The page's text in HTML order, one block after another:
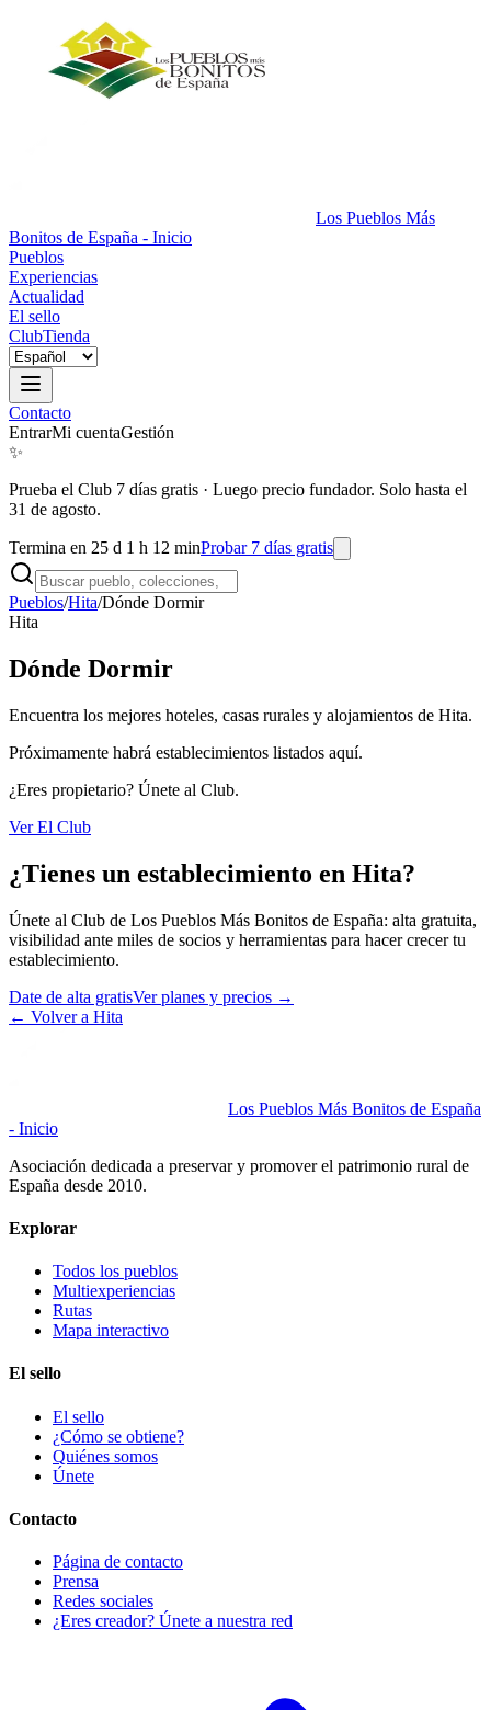
Los Pueblos Más
Bonitos de España - Inicio
Pueblos
Experiencias
Actualidad
El sello
ClubTienda
Contacto
EntrarMi cuentaGestión
✨
Prueba el Club 7 días gratis · Luego precio fundador. Solo hasta el
31 de agosto.
Termina en 25 d 1 h 12 minProbar 7 días gratis
Pueblos/Hita/Dónde Dormir
Hita
Dónde Dormir
Encuentra los mejores hoteles, casas rurales y alojamientos de Hita.
Próximamente habrá establecimientos listados aquí.
¿Eres propietario? Únete al Club.
Ver El Club
¿Tienes un establecimiento en Hita?
Únete al Club de Los Pueblos Más Bonitos de España: alta gratuita,
visibilidad ante miles de socios y herramientas para hacer crecer tu
establecimiento.
Date de alta gratisVer planes y precios →
← Volver a Hita
Los Pueblos Más Bonitos de España
- Inicio
Asociación dedicada a preservar y promover el patrimonio rural de
España desde 2010.
Explorar
Todos los pueblos
Multiexperiencias
Rutas
Mapa interactivo
El sello
El sello
¿Cómo se obtiene?
Quiénes somos
Únete
Contacto
Página de contacto
Prensa
Redes sociales
¿Eres creador? Únete a nuestra red